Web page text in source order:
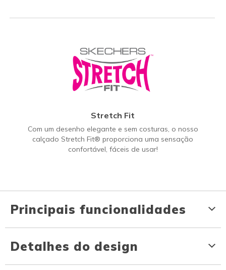
Stretch Fit
Com um desenho elegante e sem costuras, o nosso
calçado Stretch Fit® proporciona uma sensação
confortável, fáceis de usar!
Principais funcionalidades
Detalhes do design